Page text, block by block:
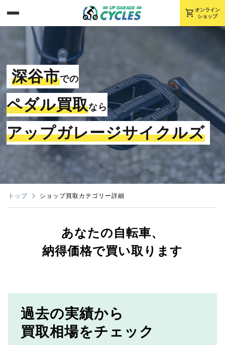
shopping_cart オンライン
ショップ
深谷市での
ペダル買取なら
アップガレージサイクルズ
トップ ショップ買取カテゴリー詳細
あなたの自転車、
納得価格で買い取ります
過去の実績から
買取相場をチェック